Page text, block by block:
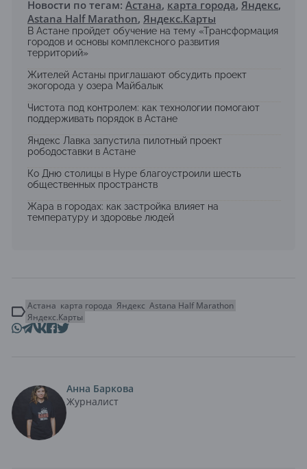
Новости по тегам: Астана, карта города, Яндекс,
Astana Half Marathon, Яндекс.Карты
В Астане пройдет обучение на тему «Трансформация
городов и основы комплексного развития
территорий»
Жителей Астаны приглашают обсудить проект
экогорода у озера Майбалык
Чистота под контролем: как технологии помогают
поддерживать порядок в Астане
Яндекс Лавка запустила пилотный проект
рободоставки в Астане
Ко Дню столицы в Нуре благоустроили шесть
общественных пространств
Жара в городах: как застройка влияет на
температуру и здоровье людей
Астана карта города Яндекс Astana Half Marathon
Яндекс.Карты
Анна Баркова
Журналист